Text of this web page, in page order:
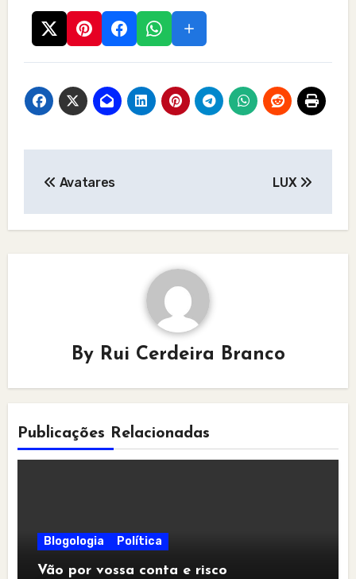
Avatares LUX
By Rui Cerdeira Branco
Publicações Relacionadas
Blogologia Política
Vão por vossa conta e risco